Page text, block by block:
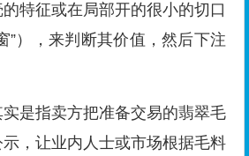
特征或在局部开的很小的切口
”），来判断其价值，然后下注
是指卖方把准备交易的翡翠毛
，让业内人士或市场根据毛料